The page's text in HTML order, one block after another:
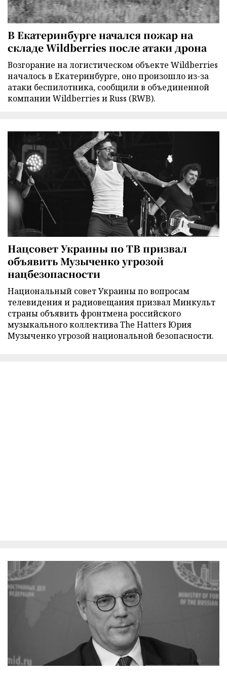
В Екатеринбурге начался пожар на
складе Wildberries после атаки дрона
Возгорание на логистическом объекте Wildberries
началось в Екатеринбурге, оно произошло из-за
атаки беспилотника, сообщили в объединенной
компании Wildberries и Russ (RWB).
Нацсовет Украины по ТВ призвал
объявить Музыченко угрозой
нацбезопасности
Национальный совет Украины по вопросам
телевидения и радиовещания призвал Минкульт
страны объявить фронтмена российского
музыкального коллектива The Hatters Юрия
Музыченко угрозой национальной безопасности.